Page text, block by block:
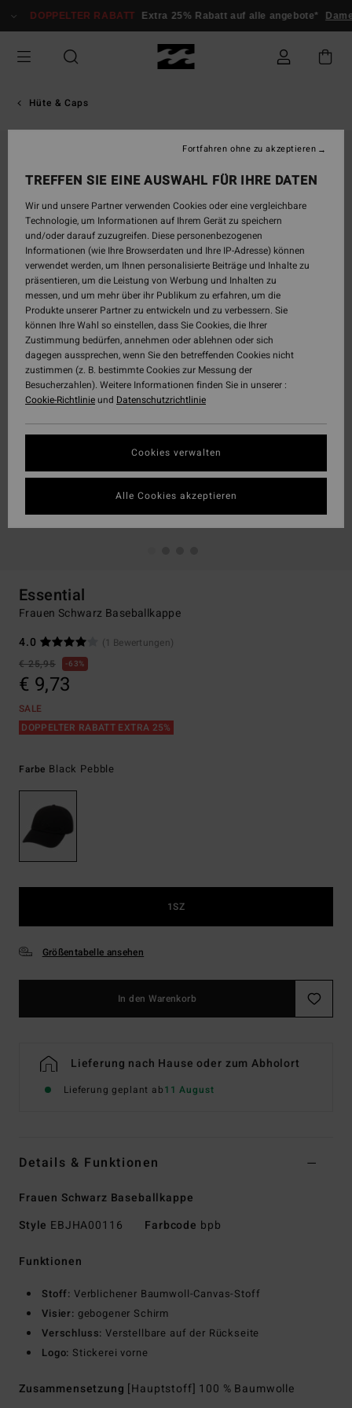
zur
springen
DOPPELTER RABATT Extra 25% Rabatt auf alle angebote* Damen
Hüte & Caps
Essential
Frauen Schwarz Baseballkappe
4.0
(1 Bewertungen)
€ 25,95
63%
€ 9,73
SALE
DOPPELTER RABATT EXTRA 25%
Farbe Black Pebble
1SZ
Größentabelle ansehen
In den Warenkorb
Lieferung nach Hause oder zum Abholort
Lieferung geplant ab11 August
Details & Funktionen
Frauen Schwarz Baseballkappe
Style EBJHA00116 Farbcode bpb
Funktionen
Stoff: Verblichener Baumwoll-Canvas-Stoff
Visier: gebogener Schirm
Verschluss: Verstellbare auf der Rückseite
Logo: Stickerei vorne
Zusammensetzung [Hauptstoff] 100 % Baumwolle
TREFFEN SIE EINE AUSWAHL FÜR IHRE DATEN
Wir und unsere Partner verwenden Cookies oder eine vergleichbare
Technologie, um Informationen auf Ihrem Gerät zu speichern
und/oder darauf zuzugreifen. Diese personenbezogenen
Informationen (wie Ihre Browserdaten und Ihre IP-Adresse) können
verwendet werden, um Ihnen personalisierte Beiträge und Inhalte zu
präsentieren, um die Leistung von Werbung und Inhalten zu
messen, und um mehr über ihr Publikum zu erfahren, um die
Produkte unserer Partner zu entwickeln und zu verbessern. Sie
können Ihre Wahl so einstellen, dass Sie Cookies, die Ihrer
Zustimmung bedürfen, annehmen oder ablehnen oder sich
dagegen aussprechen, wenn Sie den betreffenden Cookies nicht
zustimmen (z. B. bestimmte Cookies zur Messung der
Besucherzahlen). Weitere Informationen finden Sie in unserer :
Cookie-Richtlinieund Datenschutzrichtlinie
Cookies verwalten
Fortfahren ohne zu akzeptieren
Alle Cookies akzeptieren